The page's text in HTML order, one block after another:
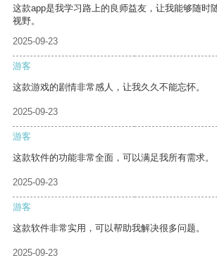
这款app是我学习路上的良师益友，让我能够随时
视野。
2025-09-23
游客
这款游戏的剧情非常感人，让我久久不能忘怀。
2025-09-23
游客
这款软件的功能非常全面，可以满足我所有需求。
2025-09-23
游客
这款软件非常实用，可以帮助我解决很多问题。
2025-09-23